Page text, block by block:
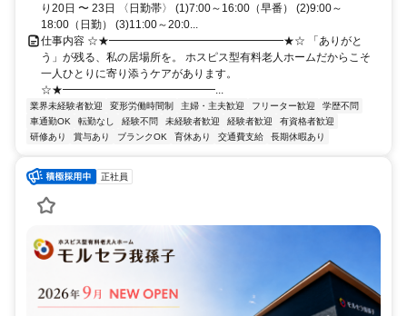
り20日 〜 23日 〈日勤帯〉 (1)7:00～16:00（早番） (2)9:00～
18:00（日勤） (3)11:00～20:0...
仕事内容 ☆★━━━━━━━━━━━━━━━━★☆ 「ありがと
う」が残る、私の居場所を。 ホスピス型有料老人ホームだからこそ
一人ひとりに寄り添うケアがあります。
☆★━━━━━━━━━━━━━━...
業界未経験者歓迎 変形労働時間制 主婦・主夫歓迎 フリーター歓迎
学歴不問
車通勤OK
転勤なし 経験不問 未経験者歓迎 経験者歓迎
有資格者歓迎
研修あり
賞与あり ブランクOK 育休あり 交通費支給 長期休暇あり
正社員